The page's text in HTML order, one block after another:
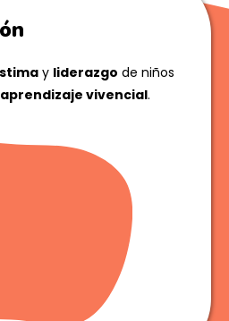
y liderazgo de niños
aprendizaje vivencial.